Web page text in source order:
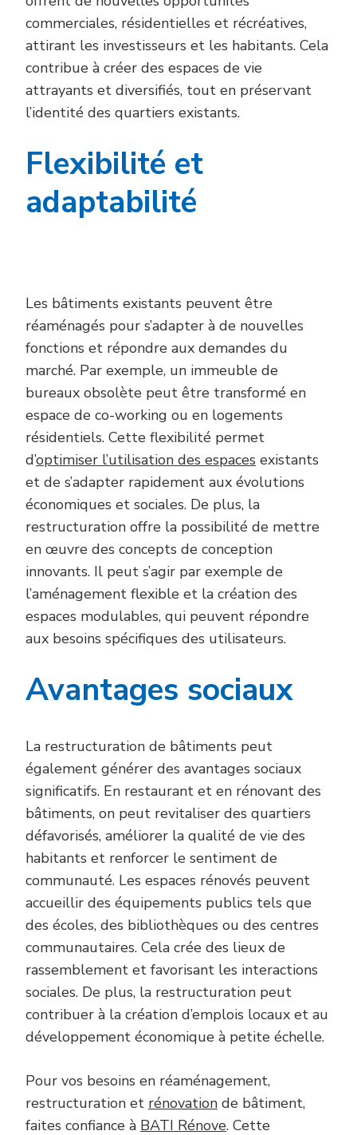
commerciales, résidentielles et récréatives,
attirant les investisseurs et les habitants. Cela
contribue à créer des espaces de vie
attrayants et diversifiés, tout en préservant
l’identité des quartiers existants.
Flexibilité et
adaptabilité
Les bâtiments existants peuvent être
réaménagés pour s’adapter à de nouvelles
fonctions et répondre aux demandes du
marché. Par exemple, un immeuble de
bureaux obsolète peut être transformé en
espace de co-working ou en logements
résidentiels. Cette flexibilité permet
d’optimiser l’utilisation des espaces existants
et de s’adapter rapidement aux évolutions
économiques et sociales. De plus, la
restructuration offre la possibilité de mettre
en œuvre des concepts de conception
innovants. Il peut s’agir par exemple de
l’aménagement flexible et la création des
espaces modulables, qui peuvent répondre
aux besoins spécifiques des utilisateurs.
Avantages sociaux
La restructuration de bâtiments peut
également générer des avantages sociaux
significatifs. En restaurant et en rénovant des
bâtiments, on peut revitaliser des quartiers
défavorisés, améliorer la qualité de vie des
habitants et renforcer le sentiment de
communauté. Les espaces rénovés peuvent
accueillir des équipements publics tels que
des écoles, des bibliothèques ou des centres
communautaires. Cela crée des lieux de
rassemblement et favorisant les interactions
sociales. De plus, la restructuration peut
contribuer à la création d’emplois locaux et au
développement économique à petite échelle.
Pour vos besoins en réaménagement,
restructuration et rénovation de bâtiment,
faites confiance à BATI Rénove. Cette